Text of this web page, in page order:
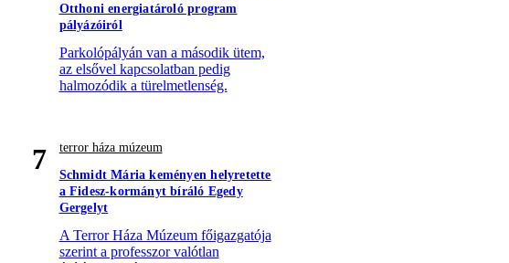
Otthoni energiatároló program
pályázóiról
Parkolópályán van a második ütem,
az elsővel kapcsolatban pedig
halmozódik a türelmetlenség.
7
terror háza múzeum
Schmidt Mária keményen helyretette
a Fidesz-kormányt bíráló Egedy
Gergelyt
A Terror Háza Múzeum főigazgatója
szerint a professzor valótlan